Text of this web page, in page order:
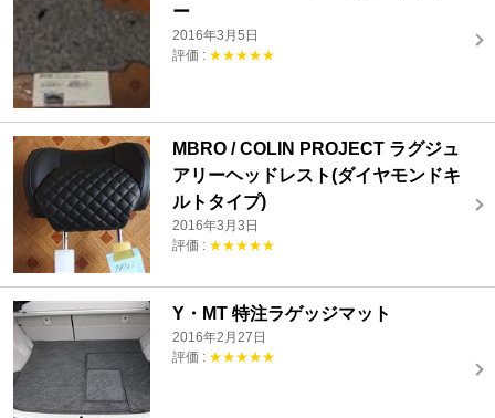
ー
2016年3月5日
評価 : ★★★★★
MBRO / COLIN PROJECT ラグジュ
アリーヘッドレスト(ダイヤモンドキ
ルトタイプ)
2016年3月3日
評価 : ★★★★★
Y・MT 特注ラゲッジマット
2016年2月27日
評価 : ★★★★★